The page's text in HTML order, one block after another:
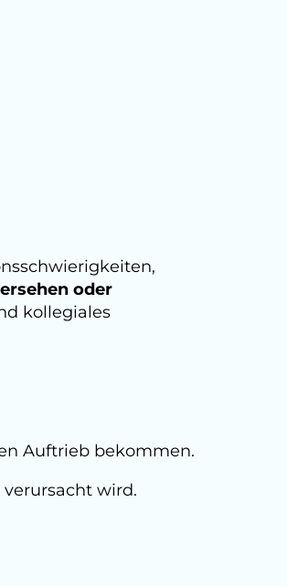
oder
kollegiales
Auftrieb bekommen.
wird.